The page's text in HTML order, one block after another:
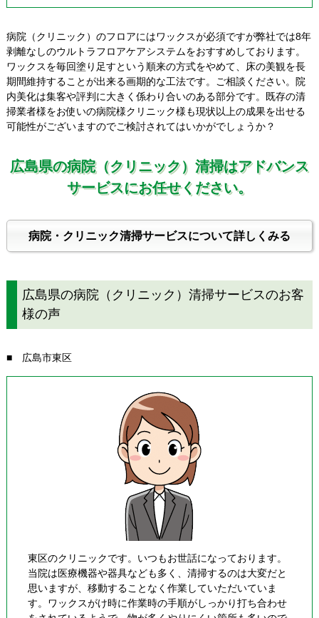
病院（クリニック）のフロアにはワックスが必須ですが弊社では8年
剥離なしのウルトラフロアケアシステムをおすすめしております。
ワックスを毎回塗り足すという順来の方式をやめて、床の美観を長
期間維持することが出来る画期的な工法です。ご相談ください。院
内美化は集客や評判に大きく係わり合いのある部分です。既存の清
掃業者様をお使いの病院様クリニック様も現状以上の成果を出せる
可能性がございますのでご検討されてはいかがでしょうか？
広島県の病院（クリニック）清掃はアドバンス
サービスにお任せください。
病院・クリニック清掃サービスについて詳しくみる
広島県の病院（クリニック）清掃サービスのお客
様の声
■ 広島市東区
東区のクリニックです。いつもお世話になっております。
当院は医療機器や器具なども多く、清掃するのは大変だと
思いますが、移動することなく作業していただいていま
す。ワックスがけ時に作業時の手順がしっかり打ち合わせ